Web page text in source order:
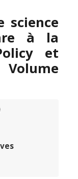
science
à la
et